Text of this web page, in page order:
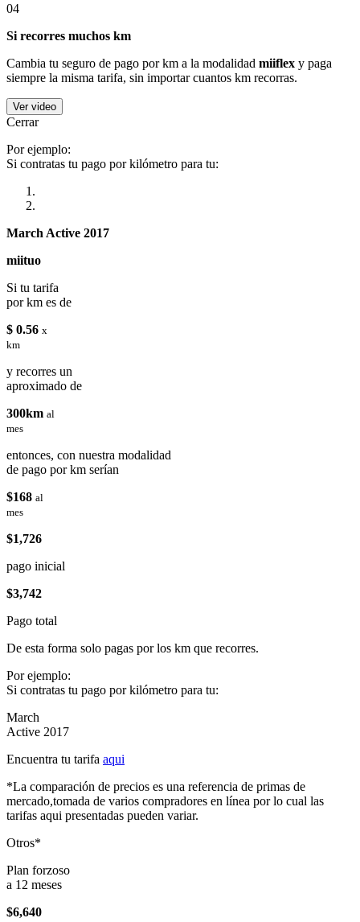
04
Si recorres muchos km
Cambia tu seguro de pago por km a la modalidad miiflex y paga
siempre la misma tarifa, sin importar cuantos km recorras.
Ver video
Cerrar
Por ejemplo:
Si contratas tu pago por kilómetro para tu:
March Active 2017
miituo
Si tu tarifa
por km es de
$ 0.56 x
km
y recorres un
aproximado de
300km al
mes
entonces, con nuestra modalidad
de pago por km serían
$168 al
mes
$1,726
pago inicial
$3,742
Pago total
De esta forma solo pagas por los km que recorres.
Por ejemplo:
Si contratas tu pago por kilómetro para tu:
March
Active 2017
Encuentra tu tarifa aqui
*La comparación de precios es una referencia de primas de
mercado,tomada de varios compradores en línea por lo cual las
tarifas aqui presentadas pueden variar.
Otros*
Plan forzoso
a 12 meses
$6,640